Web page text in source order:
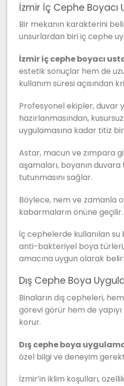
İzmir İç Cephe Boyacı
Bir mekanın karakterini
unsurlardan biri iç cephe
İzmir iç cephe boyacı
estetik sonuçlar hem de
kullanım süresi açısından
Profesyonel ekipler, duvar
hazırlanmasından,
uygulamasına kadar titiz
Astar, macun ve zımpara
aşamaları, boyanın
tutunmasını sağlar.
Böylece, nem ve zamanla
kabarmaların önüne geçilir.
İç cephelerde kullanılan su
anti-bakteriyel boya türleri,
amacına uygun olarak
Dış Cephe Boya
Binaların dış cepheleri,
görevi görür hem de yapıyı
korur.
Dış cephe boya
özel bilgi ve deneyim
İzmir’in iklim koşulları,